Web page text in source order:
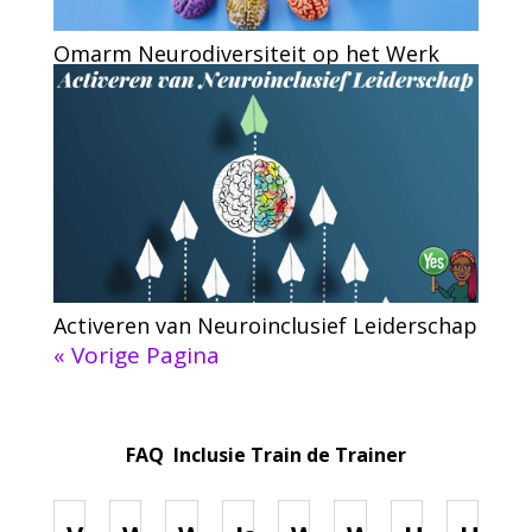
Omarm Neurodiversiteit op het Werk
Activeren van Neuroinclusief Leiderschap
« Vorige Pagina
FAQ Inclusie Train de Trainer